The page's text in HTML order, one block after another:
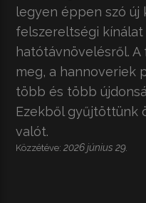
legyen éppen szó új
felszereltségi
hatótávnövelésről.
meg, a hannoveriek
több és több
Ezekből gyűjtöttünk
valót.
Közzétéve:2026 június 29.